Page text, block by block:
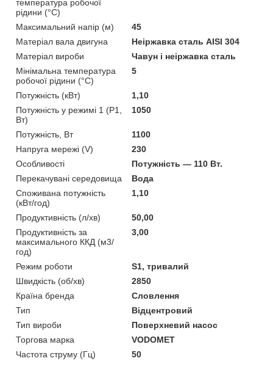
температура робочої
рідини (°C)
Максимальний напір (м)
45
Матеріал вала двигуна
Неіржавка сталь AISI 304
Матеріал вироби
Чавун і неіржавка сталь
Мінімальна температура
робочої рідини (°C)
5
Потужність (кВт)
1,10
Потужність у режимі 1 (P1,
Вт)
1050
Потужність, Вт
1100
Напруга мережі (V)
230
Особливості
Потужність — 110 Вт.
Перекачувані середовища
Вода
Споживана потужність
(кВт/год)
1,10
Продуктивність (л/хв)
50,00
Продуктивність за
максимального ККД (м3/
год)
3,00
Режим роботи
S1, тривалий
Швидкість (об/хв)
2850
Країна бренда
Словлення
Тип
Відцентровий
Тип вироби
Поверхневий насос
Торгова марка
VODOMET
Частота струму (Гц)
50